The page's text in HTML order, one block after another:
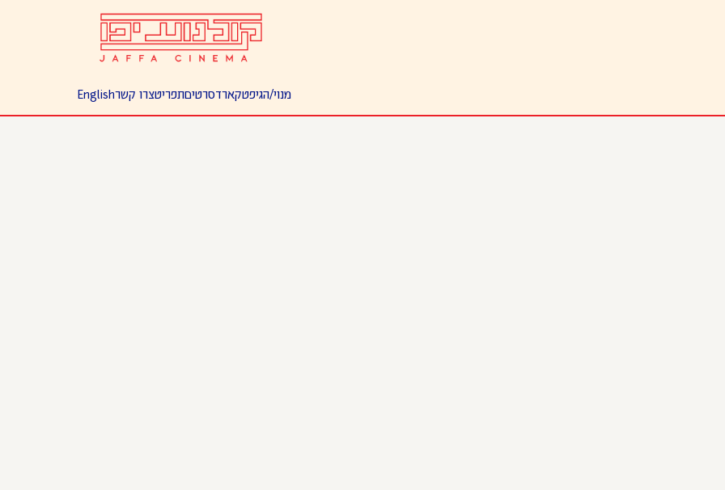
מנוי/הגיפטקארדסרטיםתפריטצרו קשרEnglish